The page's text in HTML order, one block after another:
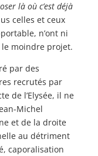
là où c’est déjà
celles et ceux
n’ont ni
moindre projet.
par des
recrutés par
de l’Elysée, il ne
Michel
et de la droite
au détriment
caporalisation